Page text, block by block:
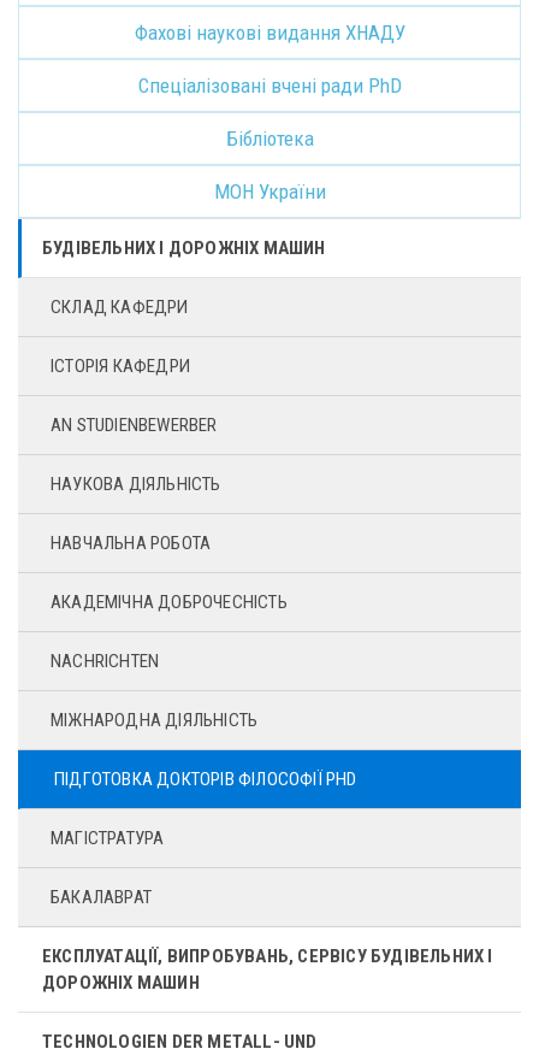
Фахові наукові видання ХНАДУ
Спеціалізовані вчені ради PhD
Бібліотека
МОН України
БУДІВЕЛЬНИХ І ДОРОЖНІХ МАШИН
СКЛАД КАФЕДРИ
ІСТОРІЯ КАФЕДРИ
AN STUDIENBEWERBER
НАУКОВА ДІЯЛЬНІСТЬ
НАВЧАЛЬНА РОБОТА
АКАДЕМІЧНА ДОБРОЧЕСНІСТЬ
NACHRICHTEN
МІЖНАРОДНА ДІЯЛЬНІСТЬ
ПІДГОТОВКА ДОКТОРІВ ФІЛОСОФІЇ PHD
МАГІСТРАТУРА
БАКАЛАВРАТ
ЕКСПЛУАТАЦІЇ, ВИПРОБУВАНЬ, СЕРВІСУ БУДІВЕЛЬНИХ І
ДОРОЖНІХ МАШИН
TECHNOLOGIEN DER METALL- UND